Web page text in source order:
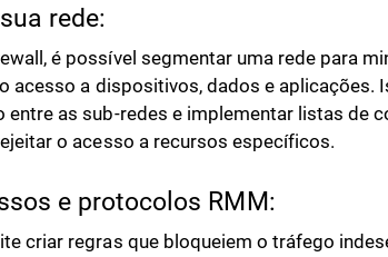
rede:
é possível segmentar uma rede para
acesso a dispositivos, dados e aplicações.
as sub-redes e implementar listas de
o acesso a recursos específicos.
e protocolos RMM:
criar regras que bloqueiem o tráfego